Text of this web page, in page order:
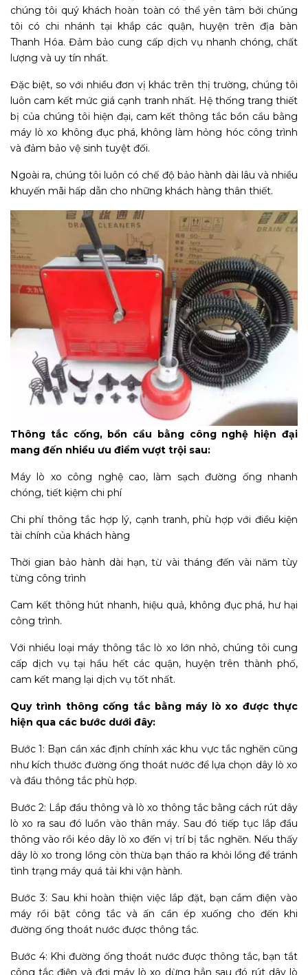
chúng tôi quý khách hoàn toàn có thể yên tâm bởi chúng
tôi có chi nhánh tại khắp các quận, huyện trên địa bàn
Thanh Hóa. Đảm bảo cung cấp dịch vụ nhanh chóng, chất
lượng và uy tín nhất.
Đặc biệt, so với nhiều đơn vị khác trên thị trường, chúng tôi
luôn cam kết mức giá cạnh tranh nhất. Hệ thống trang thiết
bị của chúng tôi hiện đại, cam kết thông tắc bồn cầu bằng
máy lò xo không đục phá, không làm hỏng hóc công trình
và đảm bảo vệ sinh tuyệt đối.
Ngoài ra, chúng tôi luôn có chế độ bảo hành dài lâu và nhiều
khuyến mãi hấp dẫn cho những khách hàng thân thiết.
Thông tắc cống, bồn cầu bằng công nghệ hiện đại
mang đến nhiều ưu điểm vượt trội sau:
Máy lò xo công nghệ cao, làm sạch đường ống nhanh
chóng, tiết kiệm chi phí
Chi phí thông tắc hợp lý, cạnh tranh, phù hợp với điều kiện
tài chính của khách hàng
Thời gian bảo hành dài hạn, từ vài tháng đến vài năm tùy
từng công trình
Cam kết thông hút nhanh, hiệu quả, không đục phá, hư hại
công trình.
Với nhiều loại máy thông tắc lò xo lớn nhỏ, chúng tôi cung
cấp dịch vụ tại hầu hết các quận, huyện trên thành phố,
cam kết mang lại dịch vụ tốt nhất.
Quy trình thông cống tắc bằng máy lò xo được thực
hiện qua các bước dưới đây:
Bước 1: Bạn cần xác định chính xác khu vực tắc nghẽn cũng
như kích thước đường ống thoát nước để lựa chọn dây lò xo
và đầu thông tắc phù hợp.
Bước 2: Lắp đầu thông và lò xo thông tắc bằng cách rút dây
lò xo ra sau đó luồn vào thân máy. Sau đó tiếp tục lắp đầu
thông vào rồi kéo dây lò xo đến vị trí bị tắc nghẽn. Nếu thấy
dây lò xo trong lồng còn thừa bạn tháo ra khỏi lồng để tránh
tình trạng máy quá tải khi vận hành.
Bước 3: Sau khi hoàn thiện việc lắp đặt, bạn cắm điện vào
máy rồi bật công tắc và ấn cần ép xuống cho đến khi
đường ống thoát nước được thông tắc.
Bước 4: Khi đường ống thoát nước được thông tắc, bạn tắt
công tắc điện và đợi máy lò xo dừng hẳn sau đó rút dây lò